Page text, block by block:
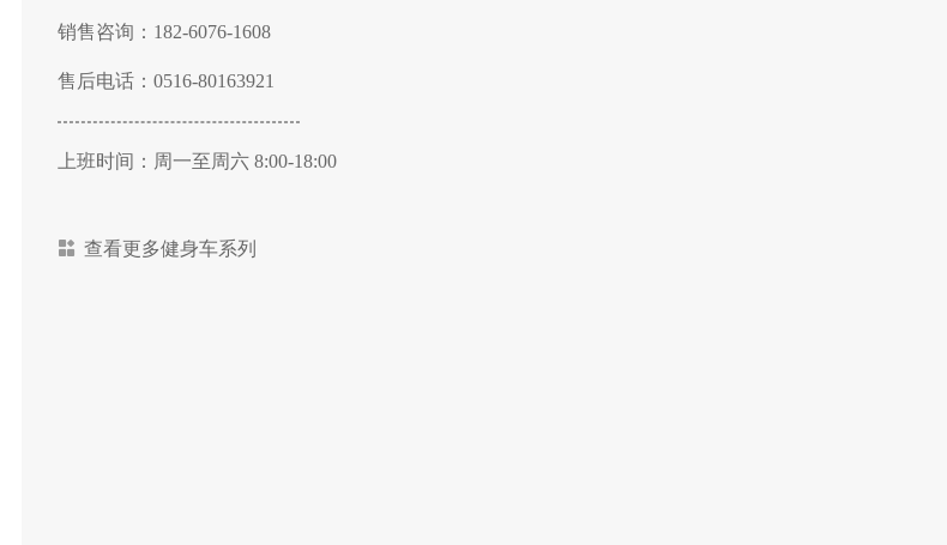
销售咨询：182-6076-1608
售后电话：0516-80163921
上班时间：周一至周六 8:00-18:00
查看更多健身车系列